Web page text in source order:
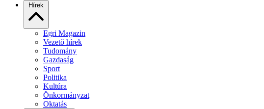
Hírek
Egri Magazin
Vezető hírek
Tudomány
Gazdaság
Sport
Politika
Kultúra
Önkormányzat
Oktatás